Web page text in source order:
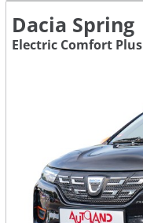
Dacia Spring
Electric Comfort Plus